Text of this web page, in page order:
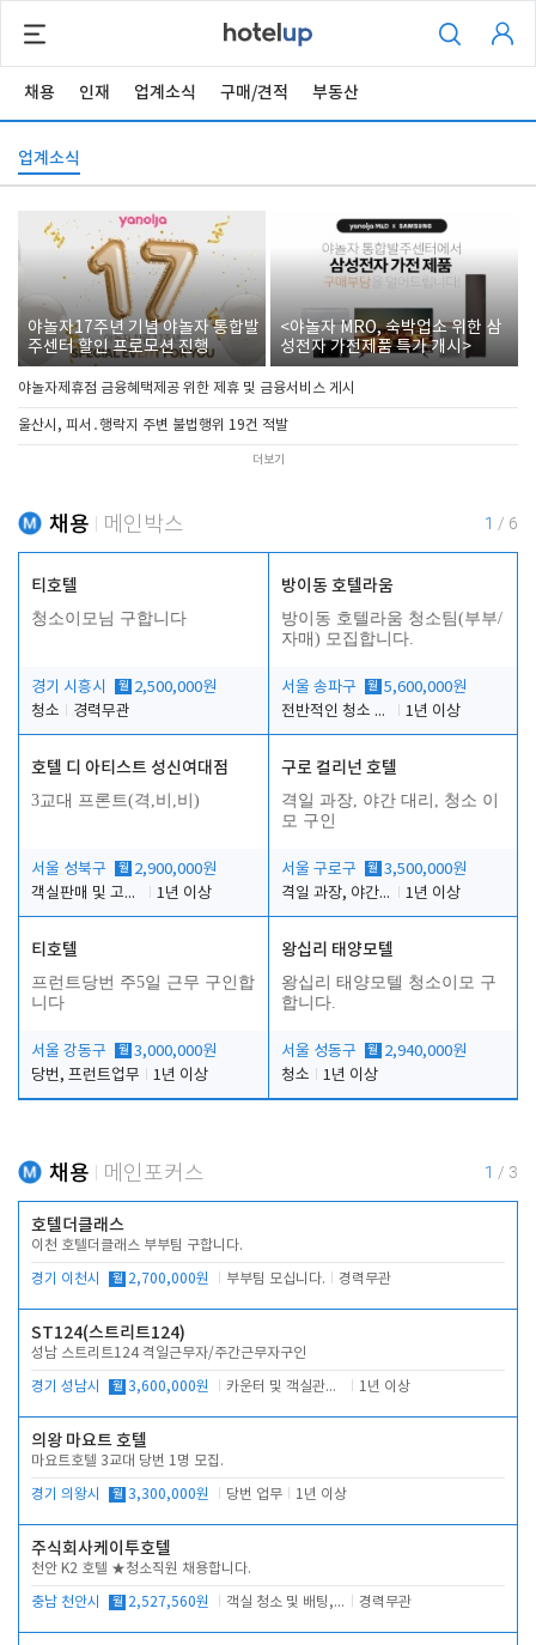
채용 인재 업계소식 구매/견적 부동산
업계소식
야놀자17주년 기념 야놀자 통합발
주센터 할인 프로모션 진행
<야놀자 MRO, 숙박업소 위한 삼
성전자 가전제품 특가 개시>
야놀자제휴점 금융혜택제공 위한 제휴 및 금융서비스 게시
울산시, 피서․행락지 주변 불법행위 19건 적발
더보기
채용 메인박스 1 / 6
티호텔
청소이모님 구합니다
경기 시흥시 월 2,500,000원
청소
경력무관
방이동 호텔라움
방이동 호텔라움 청소팀(부부/
자매) 모집합니다.
서울 송파구 월 5,600,000원
전반적인 청소 업무(객실청소.객실정리)
1년 이상
호텔 디 아티스트 성신여대점
3교대 프론트(격,비,비)
서울 성북구 월 2,900,000원
객실판매 및 고객응대
1년 이상
구로 컬리넌 호텔
격일 과장, 야간 대리, 청소 이
모 구인
서울 구로구 월 3,500,000원
격일 과장, 야간 대리, 청소 이모
1년 이상
티호텔
프런트당번 주5일 근무 구인합
니다
서울 강동구 월 3,000,000원
당번, 프런트업무
1년 이상
왕십리 태양모텔
왕십리 태양모텔 청소이모 구
합니다.
서울 성동구 월 2,940,000원
청소
1년 이상
채용 메인포커스 1 / 3
호텔더클래스
이천 호텔더클래스 부부팀 구합니다.
경기 이천시 월 2,700,000원 부부팀 모십니다. 경력무관
ST124(스트리트124)
성남 스트리트124 격일근무자/주간근무자구인
경기 성남시 월 3,600,000원 카운터 및 객실관리 전반 1년 이상
의왕 마요트 호텔
마요트호텔 3교대 당번 1명 모집.
경기 의왕시 월 3,300,000원 당번 업무 1년 이상
주식회사케이투호텔
천안 K2 호텔 ★청소직원 채용합니다.
충남 천안시 월 2,527,560원 객실 청소 및 배팅, 주변 시설 청소 경력무관